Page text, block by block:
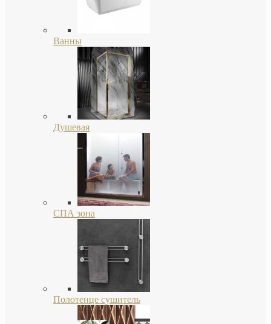
Ванны
Душевая
СПА зона
Полотенце сушитель